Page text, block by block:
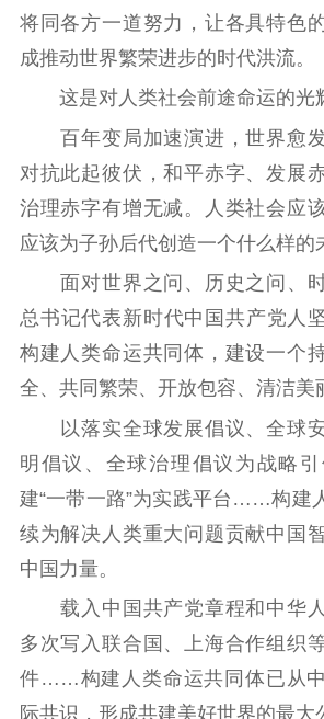
将同各方一道努力，让各具特色
成推动世界繁荣进步的时代洪流。
这是对人类社会前途命运的
百年变局加速演进，世界愈发
对抗此起彼伏，和平赤字、发展
治理赤字有增无减。人类社会应
应该为子孙后代创造一个什么样的
面对世界之问、历史之问、时
总书记代表新时代中国共产党
构建人类命运共同体，建设一个
全、共同繁荣、开放包容、清洁美
以落实全球发展倡议、全球安
明倡议、全球治理倡议为战略
建“一带一路”为实践平台……构建
续为解决人类重大问题贡献中国
中国力量。
载入中国共产党章程和中华人
多次写入联合国、上海合作组织
件……构建人类命运共同体已从
际共识，形成共建美好世界的最大